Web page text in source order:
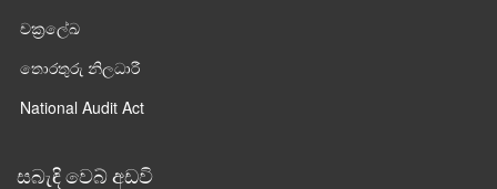
චක්‍රලේඛ
තොරතුරු නිලධාරී
National Audit Act
සබැඳි වෙබ් අඩවි